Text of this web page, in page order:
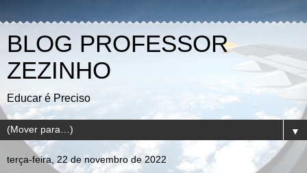
BLOG PROFESSOR
ZEZINHO
Educar é Preciso
▼
terça-feira, 22 de novembro de 2022